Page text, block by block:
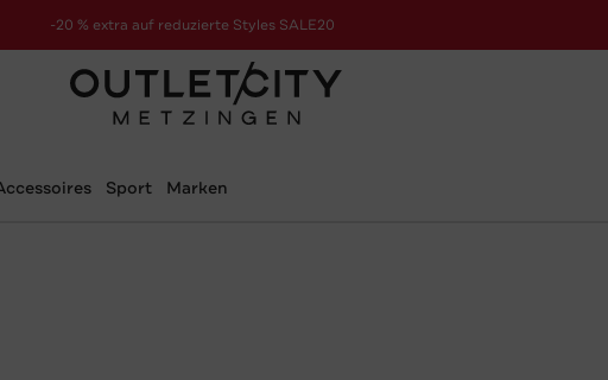
-20 % extra auf reduzierte Styles SALE20
zur Aktion
Sport Marken